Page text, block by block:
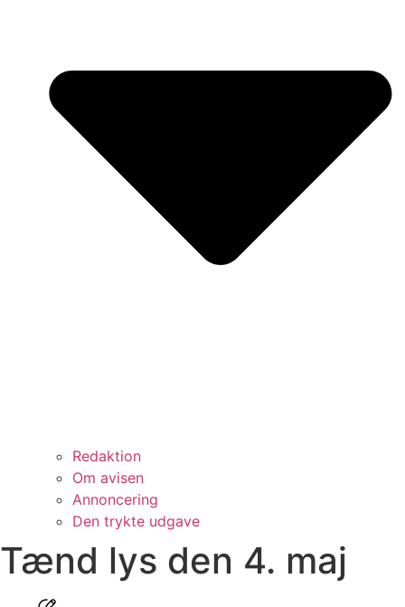
Redaktion
Om avisen
Annoncering
Den trykte udgave
Tænd lys den 4. maj